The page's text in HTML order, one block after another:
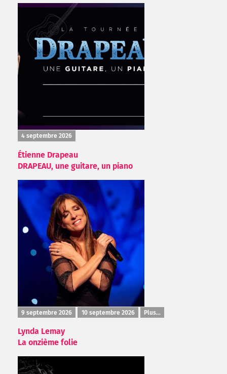
4 septembre 2026
Étienne Drapeau
DRAPEAU, une guitare, un piano
9 septembre 2026 10 septembre 2026 Plus...
Lynda Lemay
La onzième folie